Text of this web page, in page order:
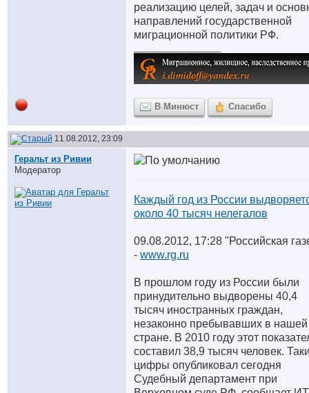
реализацию целей, задач и
направлений государственной
миграционной политики РФ.
В Минюст Спасибо
11.08.2012, 23:09
Геральт из Ривии
Модератор
Каждый год из России
около 40 тысяч нелегалов
09.08.2012, 17:28 "Российская
- www.rg.ru
В прошлом году из России были
принудительно выдворены 40,4
тысяч иностранных граждан,
незаконно пребывавших в нашей
стране. В 2010 году этот
составил 38,9 тысяч человек.
цифры опубликовал сегодня
Судебный департамент при